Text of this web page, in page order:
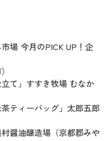
場 今月のPICK UP！企
て」すすき牧場 むなか
ティーバッグ」太郎五郎
醤油醸造場（京都郡みや